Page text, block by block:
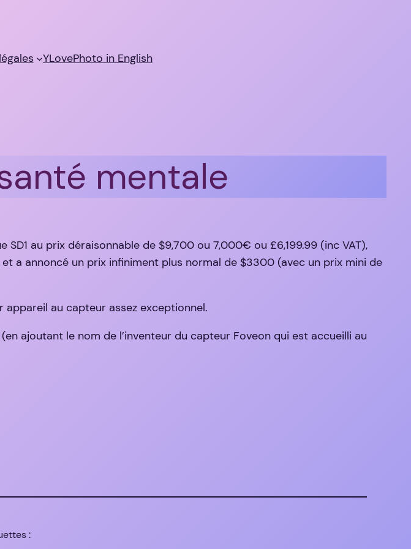
YLovePhoto in English
mentale
au prix déraisonnable de $9,700 ou 7,000€ ou £6,199.99 (inc VAT),
a annoncé un prix infiniment plus normal de $3300 (avec un prix mini de
au capteur assez exceptionnel.
(en ajoutant le nom de l’inventeur du capteur Foveon qui est accueilli au
: